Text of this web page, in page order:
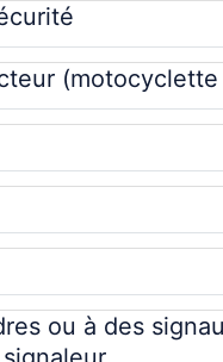
ou à des